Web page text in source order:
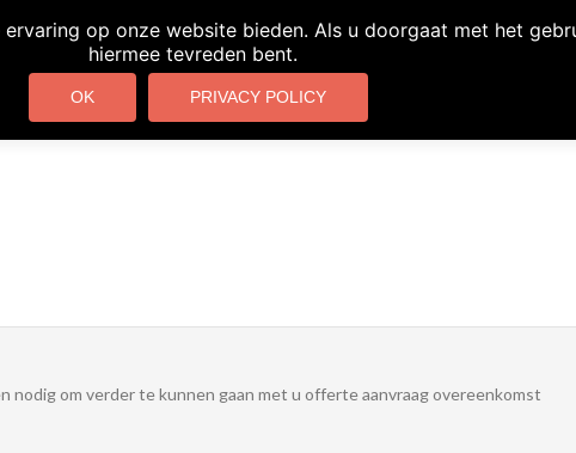
Home Over Ons Voorwaarden
nodig om verder te kunnen gaan met u offerte aanvraag overeenkomst
op onze website bieden. Als u doorgaat met het
hiermee tevreden bent.
OK PRIVACY POLICY